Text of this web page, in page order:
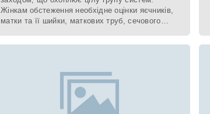
Жінкам обстеження необхідне оцінки яєчників,
матки та її шийки, маткових труб, сечового